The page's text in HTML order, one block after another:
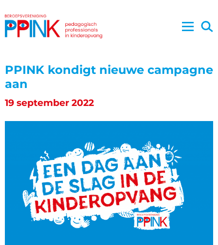
PPINK kondigt nieuwe campagne
aan
19 september 2022